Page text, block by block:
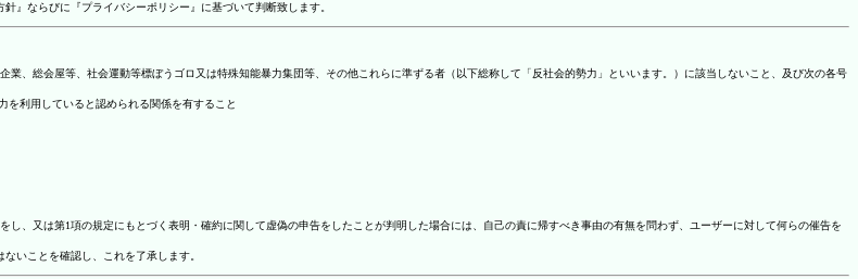
』ならびに『プライバシーポリシー』に基づいて判断致します。
、総会屋等、社会運動等標ぼうゴロ又は特殊知能暴力集団等、その他これらに準ずる者（以下総称して「反社会的勢力」といいます。）に該当しないこと、及び次の各号
を利用していると認められる関係を有すること
、又は第1項の規定にもとづく表明・確約に関して虚偽の申告をしたことが判明した場合には、自己の責に帰すべき事由の有無を問わず、ユーザーに対して何らの催告を
いことを確認し、これを了承します。